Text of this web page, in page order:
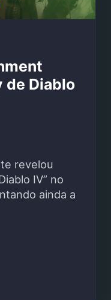
de Diablo
revelou
IV” no
ainda a